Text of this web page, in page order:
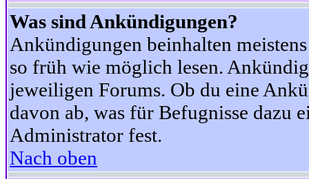
Was sind Ankündigungen?
Ankündigungen beinhalten
so früh wie möglich lesen.
jeweiligen Forums. Ob du eine
davon ab, was für Befugnisse dazu
Administrator fest.
Nach oben